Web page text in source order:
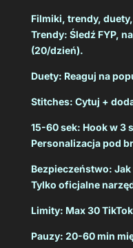
Filmiki, trendy,
Trendy: Śledź FYP,
(20/dzień).
Duety: Reaguj na
Stitches: Cytuj +
15-60 sek: Hook w 3
Personalizacja pod
Bezpieczeństwo:
Tylko oficjalne
Limity: Max 30
Pauzy: 20-60 min